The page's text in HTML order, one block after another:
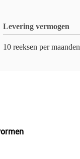
Levering vermogen
10 reeksen per maanden